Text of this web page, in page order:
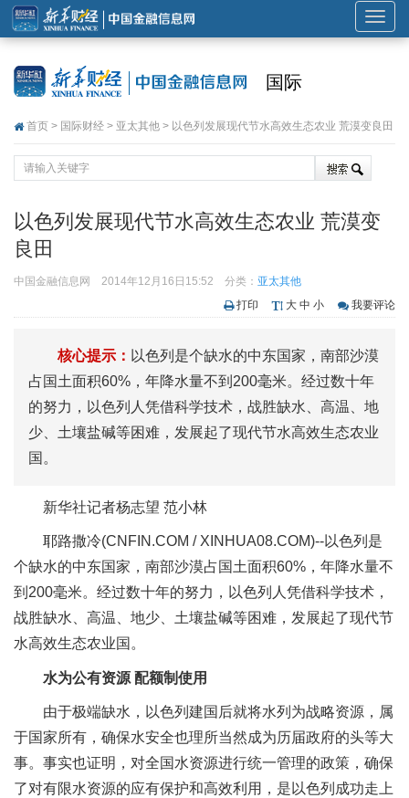
展
开
导
国际
首页 > 国际财经 > 亚太其他 > 以色列发展现代节水高效生态农业 荒漠变良田
以色列发展现代节水高效生态农业 荒漠变
良田
中国金融信息网 2014年12月16日15:52 分类： 亚太其他
打印
大 中 小 我要评论
核心提示： 以色列是个缺水的中东国家，南部沙漠
占国土面积60%，年降水量不到200毫米。经过数十年
的努力，以色列人凭借科学技术，战胜缺水、高温、地
少、土壤盐碱等困难，发展起了现代节水高效生态农业
国。
新华社记者杨志望 范小林
耶路撒冷(CNFIN.COM / XINHUA08.COM)--以色列是
个缺水的中东国家，南部沙漠占国土面积60%，年降水量不
到200毫米。经过数十年的努力，以色列人凭借科学技术，
战胜缺水、高温、地少、土壤盐碱等困难，发展起了现代节
水高效生态农业国。
水为公有资源 配额制使用
由于极端缺水，以色列建国后就将水列为战略资源，属
于国家所有，确保水安全也理所当然成为历届政府的头等大
事。事实也证明，对全国水资源进行统一管理的政策，确保
了对有限水资源的应有保护和高效利用，是以色列成功走上